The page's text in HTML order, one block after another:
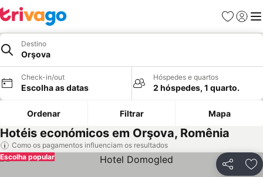
Favoritos
Iniciar
Destino
Orşova
Check-in/out
Escolha as datas
Hóspedes e quartos
2 hóspedes, 1 quarto.
Ordenar Filtrar Mapa
Hotéis económicos em Orşova, Romênia
Como os pagamentos influenciam os resultados
Partilhar
Escolha popular